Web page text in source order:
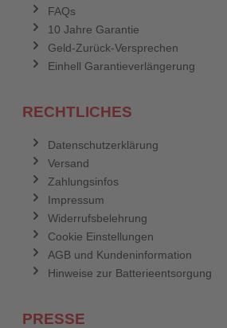
FAQs
10 Jahre Garantie
Geld-Zurück-Versprechen
Einhell Garantieverlängerung
RECHTLICHES
Datenschutzerklärung
Versand
Zahlungsinfos
Impressum
Widerrufsbelehrung
Cookie Einstellungen
AGB und Kundeninformation
Hinweise zur Batterieentsorgung
PRESSE